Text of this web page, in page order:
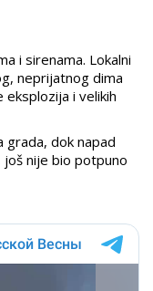
i sirenama. Lokalni
neprijatnog dima
i velikih
grada, dok napad
nije bio potpuno